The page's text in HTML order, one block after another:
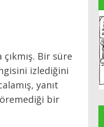
Bir süre
izlediğini
yanıt
bir